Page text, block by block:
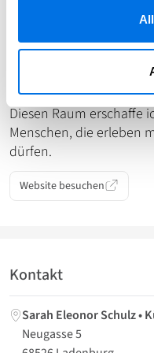
gemeinsame
näher bringen.
Und wir brauchen
Selbstwirksamkeit. Frei
Diesen Raum erschaffe
Menschen, die erleben
dürfen.
Website besuchen
Kontakt
Sarah Eleonor Schulz •
Neugasse 5